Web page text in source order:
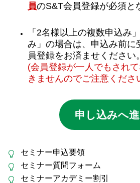
員のS&T会員登録が必須と
「2名様以上の複数申込み
み」の場合は、申込み前に
員登録をお済ませください。
(会員登録が一人でもされ
きませんのでご注意くださ
申し込みへ
セミナー申込要領
セミナー質問フォーム
セミナーアカデミー割引